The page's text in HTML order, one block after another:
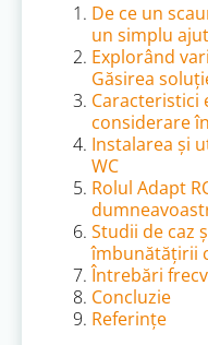
De ce un
un simplu
Explorând
Găsirea
Caracteristici
considerare
Instalarea și
WC
Rolul Adapt
Studii de caz
îmbunătățirii
Întrebări
Concluzie
Referințe